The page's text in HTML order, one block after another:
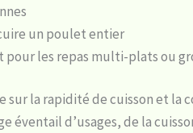
un poulet entier
les repas multi-plats ou
sur la rapidité de cuisson et la
éventail d’usages, de la